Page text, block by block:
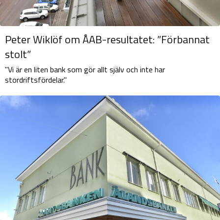
Peter Wiklöf om ÅAB-resultatet: ”Förbannat
stolt”
"Vi är en liten bank som gör allt själv och inte har
stordriftsfördelar."